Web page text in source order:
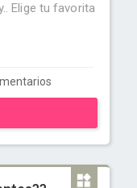
Elige tu favorita